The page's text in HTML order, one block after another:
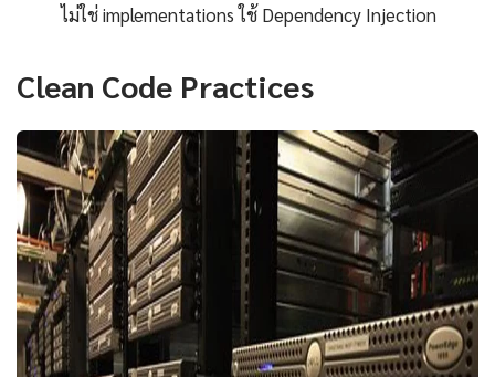
ไม่ใช่ implementations ใช้ Dependency Injection
Clean Code Practices